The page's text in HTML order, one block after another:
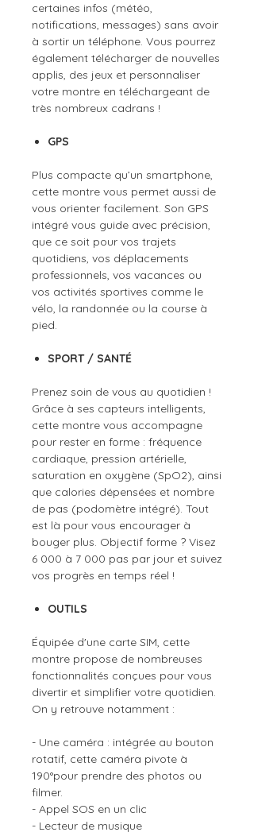
certaines infos (météo,
notifications, messages) sans avoir
à sortir un téléphone. Vous pourrez
également télécharger de nouvelles
applis, des jeux et personnaliser
votre montre en téléchargeant de
très nombreux cadrans !
GPS
Plus compacte qu’un smartphone,
cette montre vous permet aussi de
vous orienter facilement. Son GPS
intégré vous guide avec précision,
que ce soit pour vos trajets
quotidiens, vos déplacements
professionnels, vos vacances ou
vos activités sportives comme le
vélo, la randonnée ou la course à
pied.
SPORT / SANTÉ
Prenez soin de vous au quotidien !
Grâce à ses capteurs intelligents,
cette montre vous accompagne
pour rester en forme : fréquence
cardiaque, pression artérielle,
saturation en oxygène (SpO2), ainsi
que calories dépensées et nombre
de pas (podomètre intégré). Tout
est là pour vous encourager à
bouger plus. Objectif forme ? Visez
6 000 à 7 000 pas par jour et suivez
vos progrès en temps réel !
OUTILS
Équipée d'une carte SIM, cette
montre propose de nombreuses
fonctionnalités conçues pour vous
divertir et simplifier votre quotidien.
On y retrouve notamment :
- Une caméra : intégrée au bouton
rotatif, cette caméra pivote à
190°pour prendre des photos ou
filmer.
- Appel SOS en un clic
- Lecteur de musique